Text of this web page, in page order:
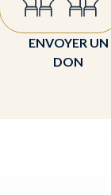
ENVOYER UN
DON